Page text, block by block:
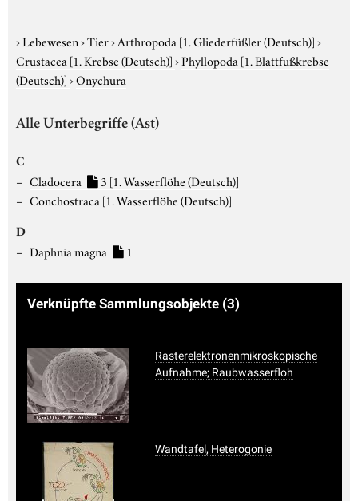
›Lebewesen›Tier›Arthropoda [1. Gliederfüßler (Deutsch)]›
Crustacea [1. Krebse (Deutsch)]›Phyllopoda [1. Blattfußkrebse
(Deutsch)]›Onychura
Alle Unterbegriffe (Ast)
C
Cladocera 3 [1. Wasserflöhe (Deutsch)]
Conchostraca [1. Wasserflöhe (Deutsch)]
D
Daphnia magna 1
Verknüpfte Sammlungsobjekte (3)
Rasterelektronenmikroskopische
Aufnahme; Raubwasserfloh
Wandtafel, Heterogonie